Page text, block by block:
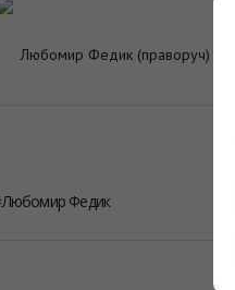
Любомир Федик (праворуч) зі
Любомир Федик